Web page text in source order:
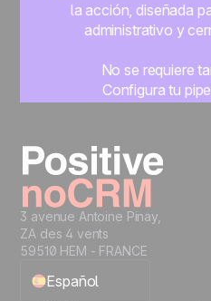
la acción, diseñada
administrativo y
No se requiere
Configura tu
3 avenue Antoine Pinay,
ZA des 4 vents
59510 HEM - FRANCE
Español